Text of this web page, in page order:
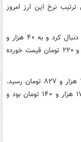
بدین ترتیب نرخ این ارز امروز
درهم امارات نیز همسو با دلار روند صعودی را دنبال کرد و به ۴۰ هزار و
۲۸۹ تومان رسید. این ارز روز گذشته ۴۰ هزار و ۲۲۰ تومان قیمت خورده
یورو نیز در ادامه تحرکات افزایشی بازار، به ۱۷۰ هزار و ۸۲۷ تومان رسید.
نرخ این ارز اروپایی در معاملات روز گذشته ۱۷۰ هزار و ۱۴۰ تومان بود و